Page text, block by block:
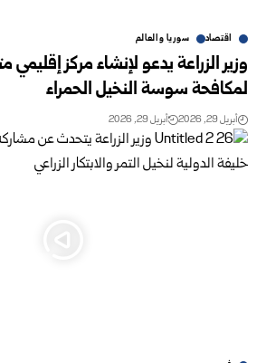
اقتصاد سوريا والعالم
وزير الزراعة يدعو لإنشاء مركز
لمكافحة سوسة النخيل الحمراء
أبريل 29, 2026 أبريل 29, 2026